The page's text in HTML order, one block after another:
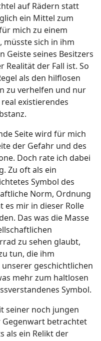
auf Rädern statt
ein Mittel zum
mich zu einem
müsste sich in ihm
Geiste seines Besitzers
Realität der Fall ist. So
als den hilflosen
zu verhelfen und nur
existierendes
Seite wird für mich
der Gefahr und des
Doch rate ich dabei
Zu oft als ein
Symbol des
Norm, Ordnung
es mir in dieser Rolle
Das was die Masse
zu sehen glaubt,
tun, die ihm
geschichtlichen
mehr zum haltlosen
Symbol.
seiner noch jungen
Gegenwart betrachtet
als ein Relikt der